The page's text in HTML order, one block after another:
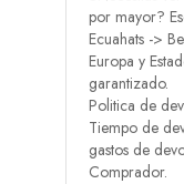
por mayor?
Ecuahats ->
Europa y
garantizado.
Politica de
Tiempo de
gastos de
Comprador.